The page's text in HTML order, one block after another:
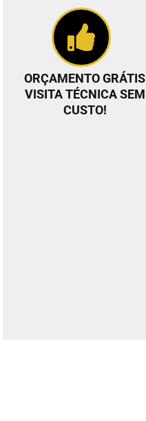
ORÇAMENTO GRÁTIS
VISITA TÉCNICA SEM
CUSTO!